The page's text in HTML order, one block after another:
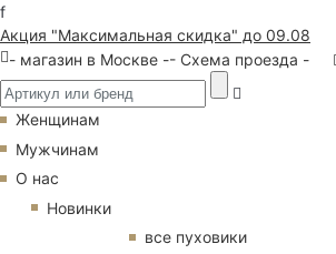
f
Акция "Максимальная скидка" до 09.08
- магазин в Москве -- Схема проезда -
Женщинам
Мужчинам
О нас
Новинки
все пуховики